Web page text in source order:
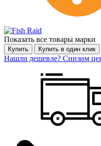
Показать все товары марки
Купить Купить в один клик
Нашли дешевле? Снизим